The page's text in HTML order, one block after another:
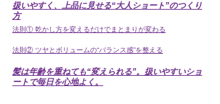
扱いやすく、上品に見せる“大人ショート”のつくり
方
法則① 乾かし方を変えるだけでまとまりが変わる
法則② ツヤとボリュームの“バランス感”を整える
髪は年齢を重ねても“変えられる”。扱いやすいショ
ートで毎日を心地よく。